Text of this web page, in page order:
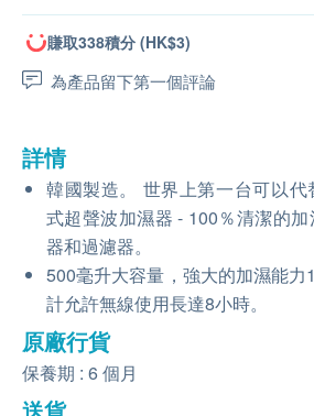
賺取338積分 (HK$3)
為產品留下第一個評論
詳情
韓國製造。 世界上第一台可以
式超聲波加濕器 - 100％清潔的
器和過濾器。
500毫升大容量，強大的加濕能力
計允許無線使用長達8小時。
原廠行貨
保養期 : 6 個月